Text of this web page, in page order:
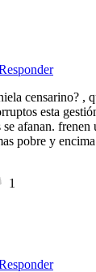
censarino? ,
esta
afanan. frenen
pobre y
1